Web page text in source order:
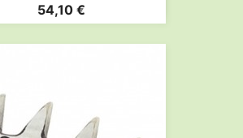
Prix
54,10 €